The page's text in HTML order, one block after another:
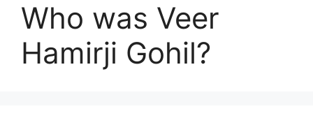
Who was Veer
Hamirji Gohil?